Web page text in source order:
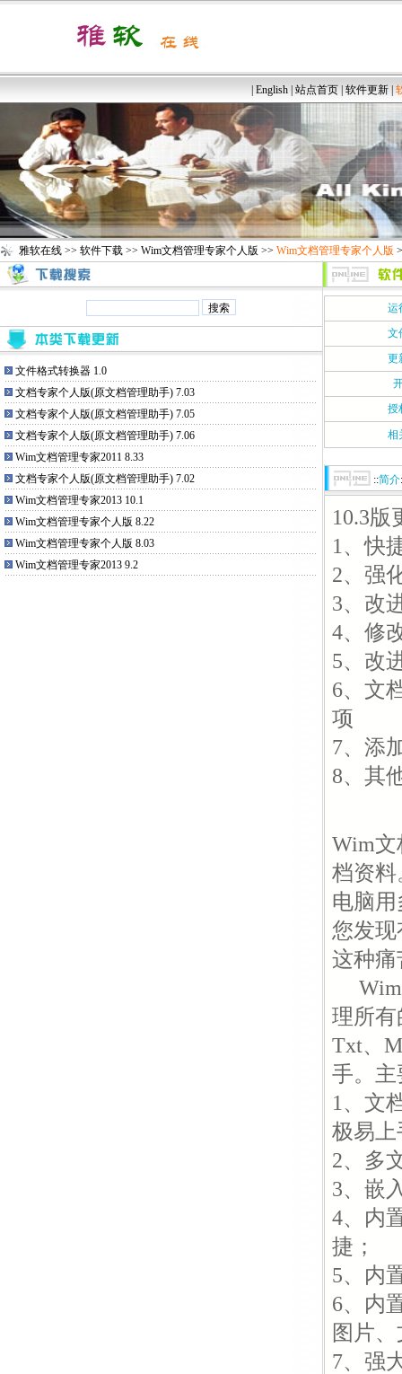
English 站点首页 软件更新
雅软在线 >> 软件下载 >> Wim文档管理专家个人版 >> Wim文档管理专家个人版
文件格式转换器 1.0
文档专家个人版(原文档管理助手) 7.03
文档专家个人版(原文档管理助手) 7.05
文档专家个人版(原文档管理助手) 7.06
Wim文档管理专家2011 8.33
文档专家个人版(原文档管理助手) 7.02
Wim文档管理专家2013 10.1
Wim文档管理专家个人版 8.22
Wim文档管理专家个人版 8.03
Wim文档管理专家2013 9.2
运
文
更
授
相
::简介
10.3版
1、快
2、强
3、改
4、修
5、改
6、文
项
7、添
8、其
Wim文
档资料
电脑
您发
这种痛
Wim
理所有
Txt、
手。主
1、文
极易上
2、多
3、嵌
4、内
捷；
5、内
6、内
图片
7、强